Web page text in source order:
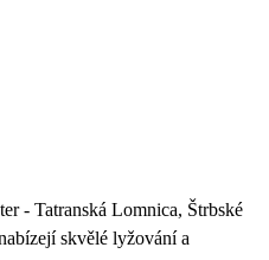
- Tatranská Lomnica, Štrbské
skvělé lyžování a